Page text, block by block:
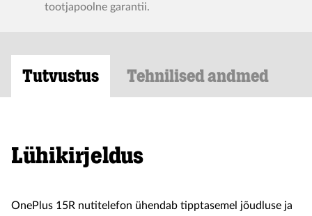
tootjapoolne garantii.
Tutvustus Tehnilised andmed
Lühikirjeldus
OnePlus 15R nutitelefon ühendab tipptasemel jõudluse ja